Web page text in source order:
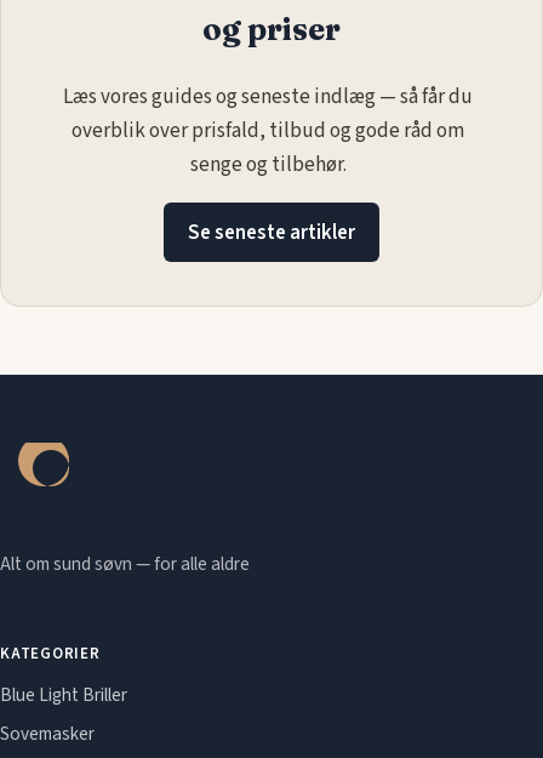
og priser
Læs vores guides og seneste indlæg — så får du
overblik over prisfald, tilbud og gode råd om
senge og tilbehør.
Se seneste artikler
Alt om sund søvn — for alle aldre
KATEGORIER
Blue Light Briller
Sovemasker